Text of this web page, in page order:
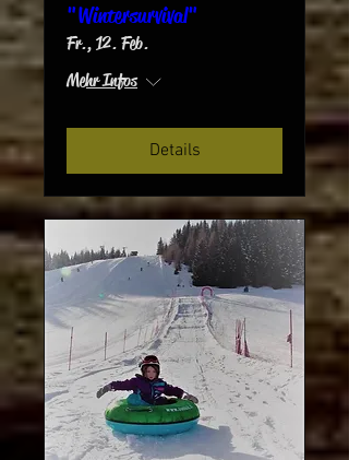
"Wintersurvival"
Fr., 12. Feb.
Mehr Infos
Details